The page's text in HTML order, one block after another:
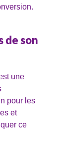
de son
une
pour les
et
ce